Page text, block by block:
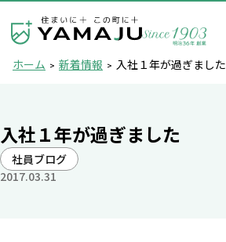
ホーム 新着情報 入社１年が過ぎました
入社１年が過ぎました
社員ブログ
2017.03.31